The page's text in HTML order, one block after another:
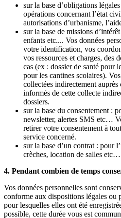
sur la base d’obligations
opérations concernant l’état
autorisations d’urbanisme,
sur la base de missions
enfants etc.... Vos données
votre identification, vos
vos ressources et charges, des
cas (ex : dossier de santé pour
pour les cantines scolaires).
collectées indirectement auprès
informés de cette collecte
dossiers.
sur la base du consentement :
newsletter, alertes SMS etc…
retirer votre consentement à
service concerné.
sur la base d’un contrat : pour
crèches, location de salles etc…
4. Pendant combien de temps
Vos données personnelles sont
conforme aux dispositions légales
pour lesquelles elles ont été
possible, cette durée vous est